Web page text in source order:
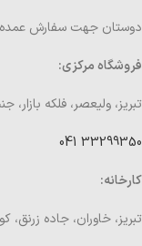
دوستان جهت سفارش عمده
فروشگاه مرکزی:
تبریز، ولیعصر، فلکه
33299350 041
کارخانه:
تبریز، خاوران، جاده زرنق،